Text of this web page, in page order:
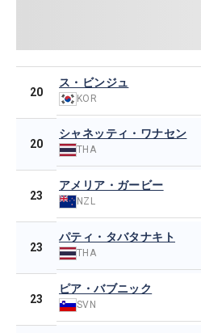
20
ス・ビンジュ
KOR
20
シャネッティ・ワナセン
THA
23
アメリア・ガービー
NZL
23
パティ・タバタナキト
THA
23
ピア・バブニック
SVN